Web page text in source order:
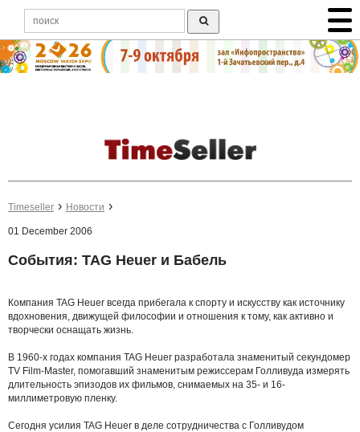
Timeseller Новости
01 December 2006
События: TAG Heuer и Бабель
Компания TAG Heuer всегда прибегала к спорту и искусству как источнику
вдохновения, движущей философии и отношения к тому, как активно и
творчески оснащать жизнь.
В 1960-х годах компания TAG Heuer разработала знаменитый секундомер
TV Film-Master, помогавший знаменитым режиссерам Голливуда измерять
длительность эпизодов их фильмов, снимаемых на 35- и 16-
миллиметровую пленку.
Сегодня усилия TAG Heuer в деле сотрудничества с Голливудом